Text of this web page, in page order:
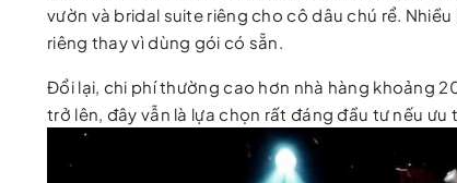
vườn và bridal suite riêng cho cô dâu chú rể.
riêng thay vì dùng gói có sẵn.
Đổi lại, chi phí thường cao hơn nhà hàng khoảng
trở lên, đây vẫn là lựa chọn rất đáng đầu tư nếu